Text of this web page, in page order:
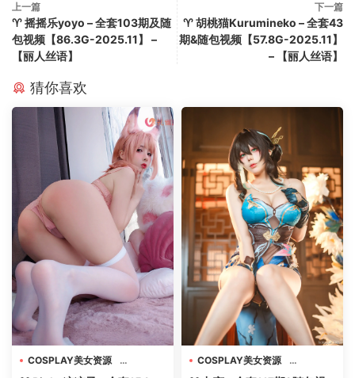
上一篇
♈ 摇摇乐yoyo – 全套103期及随
包视频【86.3G-2025.11】 –
【丽人丝语】
下一篇
♈ 胡桃猫Kurumineko – 全套43
期&随包视频【57.8G-2025.11】
– 【丽人丝语】
猜你喜欢
COSPLAY美女资源
机构写真收藏
COSPLAY美女资源
机构写真收藏